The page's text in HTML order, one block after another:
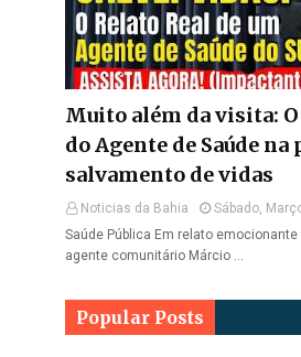
Muito além da visita:
do Agente de Saúde na
salvamento de vidas
Noticias da Bahia
Sábado,
Saúde Pública Em relato emocionante
agente comunitário Márcio …
Popular Posts